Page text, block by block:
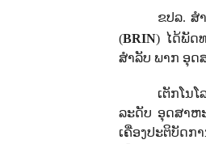
ຂປລ. ສ
(BRIN) ໄດ້ພັດ
ສຳລັບ ພາກ ອຸດ
ເຕັກໂນ
ລະດັບ ອຸດສາຫ
ເຄື່ອງປະຕິບັດກ